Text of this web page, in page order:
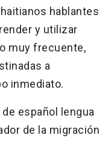
hablantes
y utilizar
muy frecuente,
a
inmediato.
español lengua
de la migración